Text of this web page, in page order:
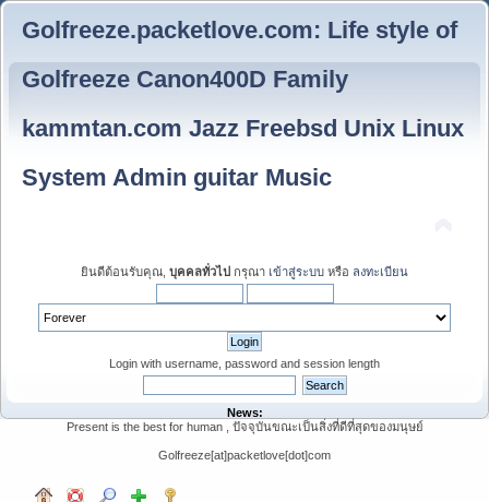
Golfreeze.packetlove.com: Life style of
Golfreeze Canon400D Family
kammtan.com Jazz Freebsd Unix Linux
System Admin guitar Music
ยินดีต้อนรับคุณ, บุคคลทั่วไป กรุณา เข้าสู่ระบบ หรือ ลงทะเบียน
Login with username, password and session length
News:
Present is the best for human , ปัจจุบันขณะเป็นสิ่งที่ดีที่สุดของมนุษย์
Golfreeze[at]packetlove[dot]com